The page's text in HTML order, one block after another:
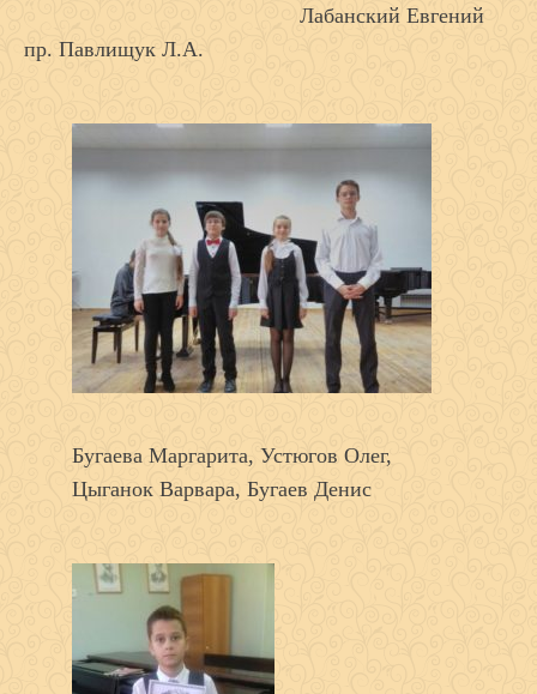
Лабанский Евгений
пр. Павлищук Л.А.
Бугаева Маргарита, Устюгов Олег,
Цыганок Варвара, Бугаев Денис